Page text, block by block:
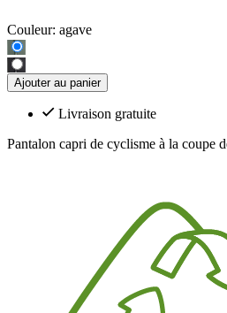
Couleur: agave
Ajouter au panier
Livraison gratuite
Pantalon capri de cyclisme à la coupe